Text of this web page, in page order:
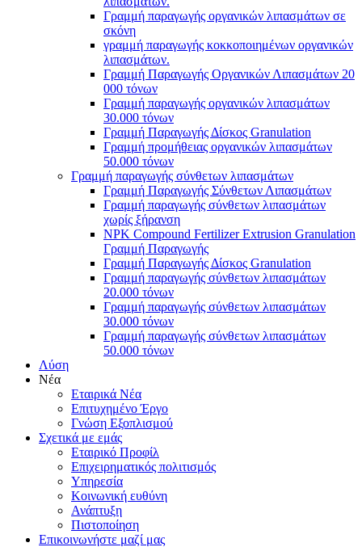
Γραμμή παραγωγής οργανικών λιπασμάτων σε
σκόνη
γραμμή παραγωγής κοκκοποιημένων οργανικών
λιπασμάτων.
Γραμμή Παραγωγής Οργανικών Λιπασμάτων 20
000 τόνων
Γραμμή παραγωγής οργανικών λιπασμάτων
30.000 τόνων
Γραμμή Παραγωγής Δίσκος Granulation
Γραμμή προμήθειας οργανικών λιπασμάτων
50.000 τόνων
Γραμμή παραγωγής σύνθετων λιπασμάτων
Γραμμή Παραγωγής Σύνθετων Λιπασμάτων
Γραμμή παραγωγής σύνθετων λιπασμάτων
χωρίς ξήρανση
NPK Compound Fertilizer Extrusion Granulation
Γραμμή Παραγωγής
Γραμμή Παραγωγής Δίσκος Granulation
Γραμμή παραγωγής σύνθετων λιπασμάτων
20.000 τόνων
Γραμμή παραγωγής σύνθετων λιπασμάτων
30.000 τόνων
Γραμμή παραγωγής σύνθετων λιπασμάτων
50.000 τόνων
Λύση
Νέα
Εταιρικά Νέα
Επιτυχημένο Έργο
Γνώση Εξοπλισμού
Σχετικά με εμάς
Εταιρικό Προφίλ
Επιχειρηματικός πολιτισμός
Υπηρεσία
Κοινωνική ευθύνη
Ανάπτυξη
Πιστοποίηση
Επικοινωνήστε μαζί μας